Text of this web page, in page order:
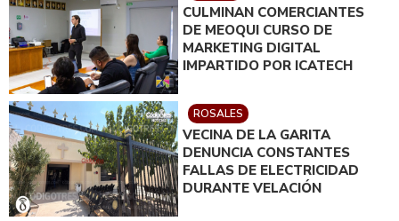
CULMINAN COMERCIANTES
DE MEOQUI CURSO DE
MARKETING DIGITAL
IMPARTIDO POR ICATECH
ROSALES
VECINA DE LA GARITA
DENUNCIA CONSTANTES
FALLAS DE ELECTRICIDAD
DURANTE VELACIÓN